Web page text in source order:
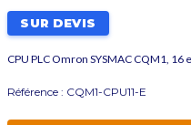
SUR DEVIS
CPU PLC Omron SYSMAC CQM1,
Référence : CQM1-CPU11-E